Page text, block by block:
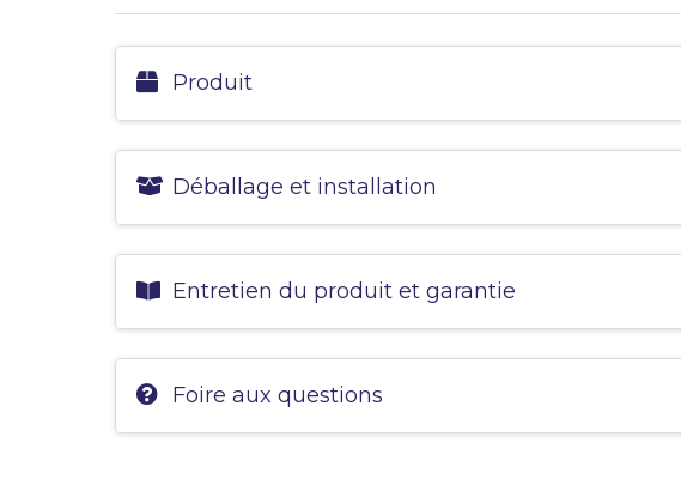
Produit
Déballage et installation
Entretien du produit et garantie
Foire aux questions